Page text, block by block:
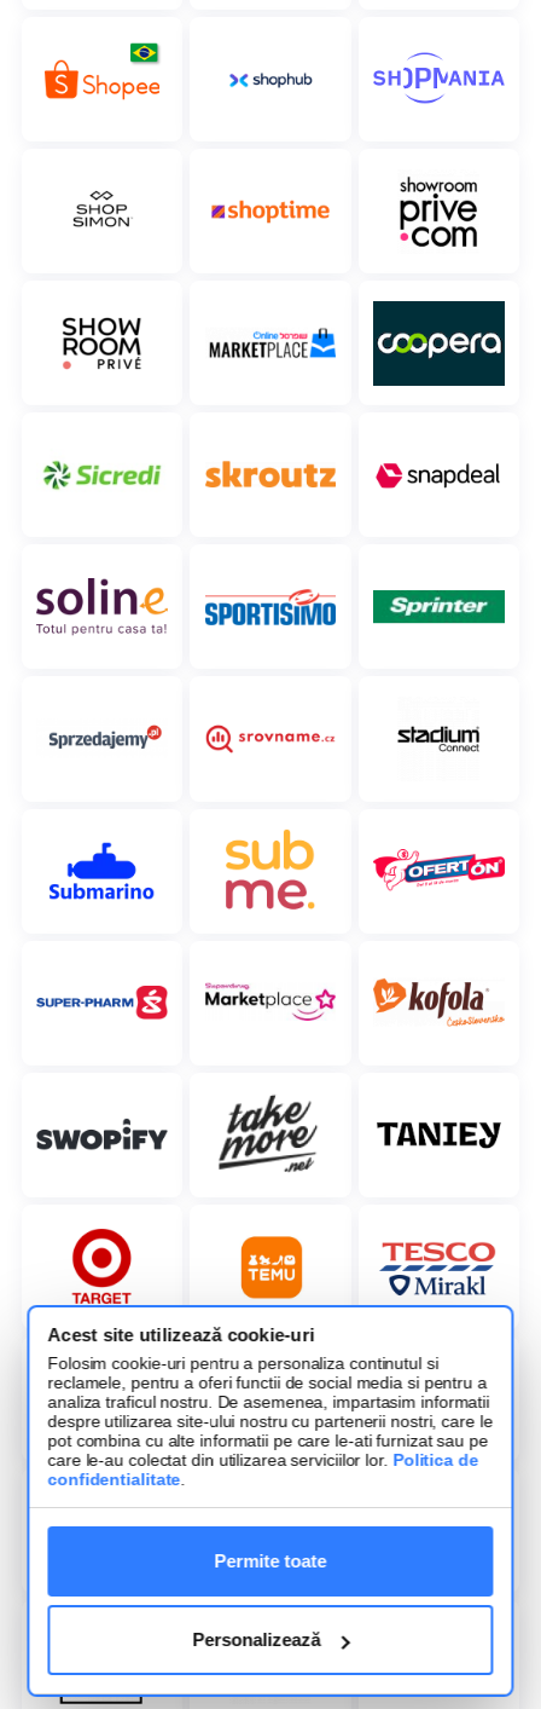
Acest site utilizează cookie-uri
Folosim cookie-uri pentru a personaliza continutul si
reclamele, pentru a oferi functii de social media si pentru a
analiza traficul nostru. De asemenea, impartasim informatii
despre utilizarea site-ului nostru cu partenerii nostri, care le
pot combina cu alte informatii pe care le-ati furnizat sau pe
care le-au colectat din utilizarea serviciilor lor. Politica de
confidentialitate
Permite toate
Personalizează